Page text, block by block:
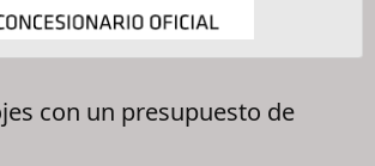
con un presupuesto de